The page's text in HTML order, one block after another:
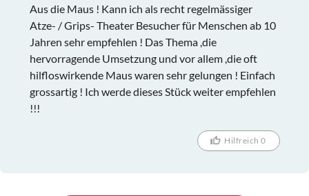
Aus die Maus ! Kann ich als recht regelmässiger
Atze- / Grips- Theater Besucher für Menschen ab 10
Jahren sehr empfehlen ! Das Thema ,die
hervorragende Umsetzung und vor allem ,die oft
hilfloswirkende Maus waren sehr gelungen ! Einfach
grossartig ! Ich werde dieses Stück weiter empfehlen
!!!
Hilfreich 0